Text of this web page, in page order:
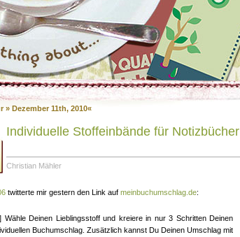
» Dezember 11th, 2010«
Individuelle Stoffeinbände für Notizbücher
Christian Mähler
twitterte mir gestern den Link auf meinbuchumschlag.de:
Deinen Lieblingsstoff und kreiere in nur 3 Schritten Deinen
Buchumschlag. Zusätzlich kannst Du Deinen Umschlag mit